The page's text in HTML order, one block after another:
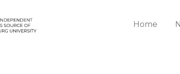
Home